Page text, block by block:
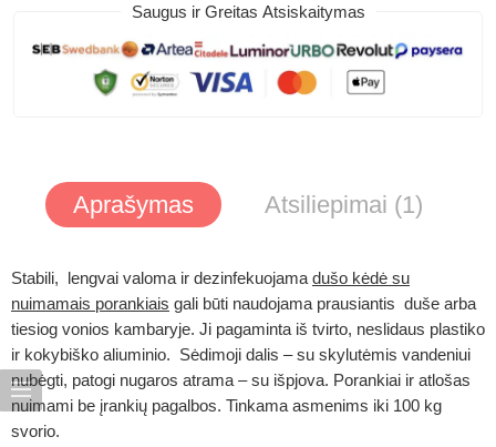
Saugus ir Greitas Atsiskaitymas
Aprašymas Atsiliepimai (1)
Stabili, lengvai valoma ir dezinfekuojama dušo kėdė su
nuimamais porankiais gali būti naudojama prausiantis duše arba
tiesiog vonios kambaryje. Ji pagaminta iš tvirto, neslidaus plastiko
ir kokybiško aliuminio. Sėdimoji dalis – su skylutėmis vandeniui
nubėgti, patogi nugaros atrama – su išpjova. Porankiai ir atlošas
nuimami be įrankių pagalbos. Tinkama asmenims iki 100 kg
svorio.